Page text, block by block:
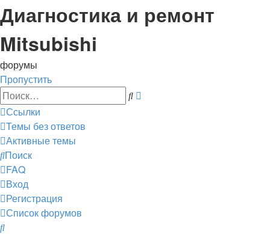
Диагностика и ремонт
Mitsubishi
форумы
Пропустить
Поиск
Ссылки
Темы без ответов
Активные темы
Поиск
FAQ
Вход
Регистрация
Список форумов
Поиск